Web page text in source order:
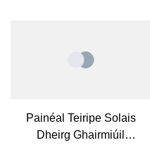
físeán seo, is féidir leat a
fheiceáil 2 Pad painéal
Painéal Teiripe Solais
Dheirg Ghairmiúil